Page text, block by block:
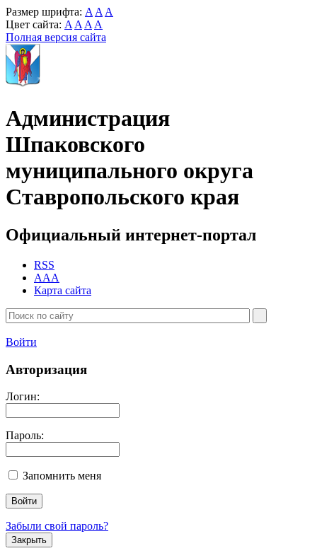
Размер шрифта: A A A
Цвет сайта: A A A A
Полная версия сайта
Администрация
Шпаковского
муниципального округа
Ставропольского края
Официальный интернет-портал
RSS
AAA
Карта сайта
Войти
Авторизация
Логин:
Пароль:
Запомнить меня
Забыли свой пароль?
Закрыть